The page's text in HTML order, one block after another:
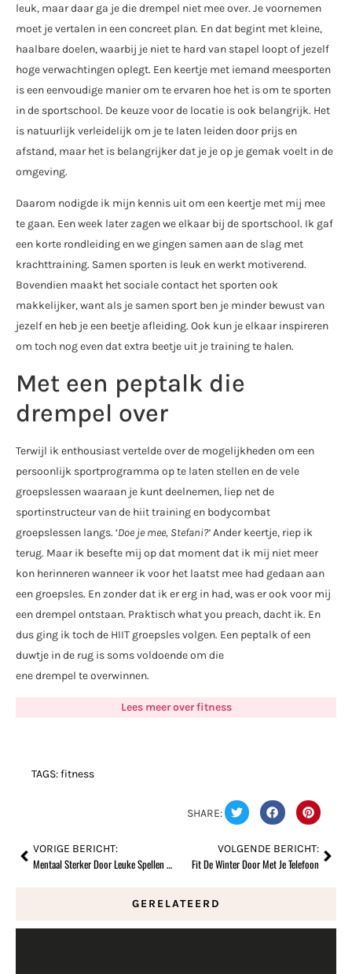
leuk, maar daar ga je die drempel niet mee over. Je voornemen
moet je vertalen in een concreet plan. En dat begint met kleine,
haalbare doelen, waarbij je niet te hard van stapel loopt of jezelf
hoge verwachtingen oplegt. Een keertje met iemand meesporten
is een eenvoudige manier om te ervaren hoe het is om te sporten
in de sportschool. De keuze voor de locatie is ook belangrijk. Het
is natuurlijk verleidelijk om je te laten leiden door prijs en
afstand, maar het is belangrijker dat je je op je gemak voelt in de
omgeving.
Daarom nodigde ik mijn kennis uit om een keertje met mij mee
te gaan. Een week later zagen we elkaar bij de sportschool. Ik gaf
een korte rondleiding en we gingen samen aan de slag met
krachttraining. Samen sporten is leuk en werkt motiverend.
Bovendien maakt het sociale contact het sporten ook
makkelijker, want als je samen sport ben je minder bewust van
jezelf en heb je een beetje afleiding. Ook kun je elkaar inspireren
om toch nog even dat extra beetje uit je training te halen.
Met een peptalk die
drempel over
Terwijl ik enthousiast vertelde over de mogelijkheden om een
persoonlijk sportprogramma op te laten stellen en de vele
groepslessen waaraan je kunt deelnemen, liep net de
sportinstructeur van de hiit training en bodycombat
groepslessen langs. ‘Doe je mee, Stefani?’Ander keertje, riep ik
terug. Maar ik besefte mij op dat moment dat ik mij niet meer
kon herinneren wanneer ik voor het laatst mee had gedaan aan
een groepsles. En zonder dat ik er erg in had, was er ook voor mij
een drempel ontstaan. Praktisch what you preach, dacht ik. En
dus ging ik toch de HIIT groepsles volgen. Een peptalk of een
duwtje in de rug is soms voldoende om die
ene drempel te overwinnen.
Lees meer over fitness
TAGS:fitness
SHARE:
VORIGE BERICHT:
Mentaal Sterker Door Leuke Spellen Van ThinkFun
VOLGENDE BERICHT:
Fit De Winter Door Met Je Telefoon
GERELATEERD